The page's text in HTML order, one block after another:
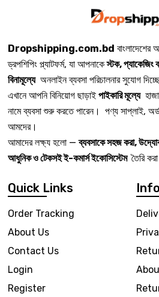
Dropshipping.com.bd
ড্রপশিপিং প্ল্যাটফর্ম, যা আপনাকেস্টক, প্যাকেজিং
বিনামূল্যেঅনলাইন ব্যবসা পরিচালনার সুযোগ
এখানে আপনি বিনিয়োগ ছাড়াই পাইকারি মূল্যে
নামে ব্যবসা শুরু করতে পারেন। পণ্য সাপ্লাই,
আমদের।
আমাদের লক্ষ্য হলো —ব্যবসাকে সহজ করা,
আধুনিক ও টেকসই ই-কমার্স ইকোসিস্টেম তৈরি
Quick Links
Order Tracking
About Us
Contact Us
Login
Register